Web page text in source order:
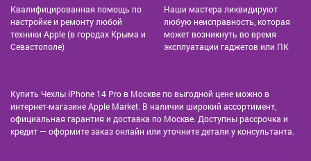
Квалифицированная помощь по
настройке и ремонту любой
техники Apple (в городах Крыма и
Севастополе)
Наши мастера ликвидируют
любую неисправность, которая
может возникнуть во время
эксплуатации гаджетов или ПК
Купить Чехлы iPhone 14 Pro в Москве по выгодной цене можно в
интернет-магазине Apple Market. В наличии широкий ассортимент,
официальная гарантия и доставка по Москве. Доступны рассрочка и
кредит — оформите заказ онлайн или уточните детали у консультанта.